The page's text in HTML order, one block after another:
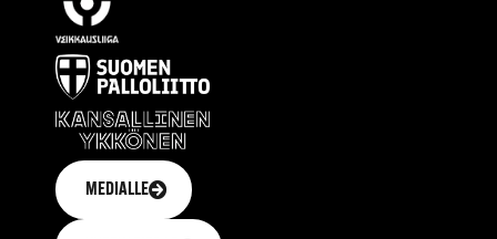
MEDIALLE